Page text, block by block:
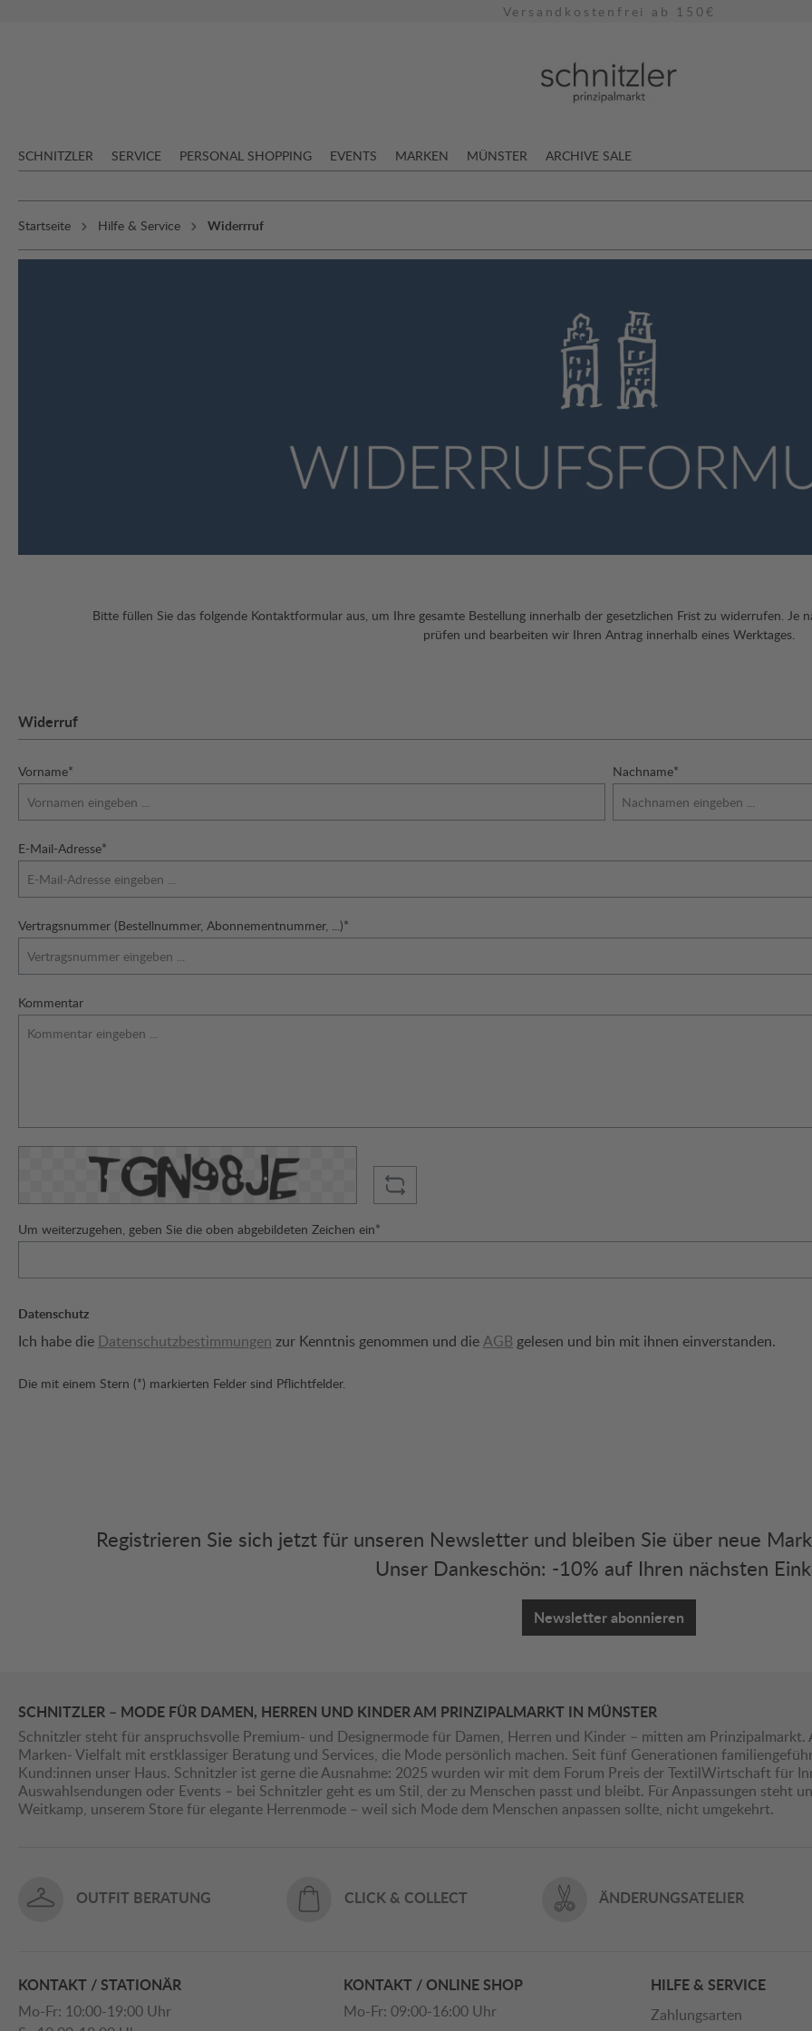
Versandkostenfrei ab 150€
SCHNITZLER SERVICE PERSONAL SHOPPING EVENTS MARKEN MÜNSTER ARCHIVE SALE
Startseite Hilfe & Service Widerrruf
Bitte füllen Sie das folgende Kontaktformular aus, um Ihre gesamte Bestellung innerhalb der gesetzlichen Frist zu widerrufen. Je
prüfen und bearbeiten wir Ihren Antrag innerhalb eines Werktages.
Widerruf
Vorname* Nachname*
E-Mail-Adresse*
Vertragsnummer (Bestellnummer, Abonnementnummer, ...)*
Kommentar
Um weiterzugehen, geben Sie die oben abgebildeten Zeichen ein*
Datenschutz
Ich habe die Datenschutzbestimmungen zur Kenntnis genommen und dieAGB gelesen und bin mit ihnen einverstanden.
Die mit einem Stern (*) markierten Felder sind Pflichtfelder.
Registrieren Sie sich jetzt für unseren Newsletter und bleiben Sie über neue
Unser Dankeschön: -10% auf Ihren nächsten
Newsletter abonnieren
SCHNITZLER – MODE FÜR DAMEN, HERREN UND KINDER AM PRINZIPALMARKT IN MÜNSTER
Schnitzler steht für anspruchsvolle Premium- und Designermode für Damen, Herren und Kinder – mitten am
Marken- Vielfalt mit erstklassiger Beratung und Services, die Mode persönlich machen. Seit fünf Generationen
Kund:innen unser Haus. Schnitzler ist gerne die Ausnahme: 2025 wurden wir mit dem Forum Preis der TextilWirtschaft für
Auswahlsendungen oder Events – bei Schnitzler geht es um Stil, der zu Menschen passt und bleibt. Für Anpassungen steht
Weitkamp, unserem Store für elegante Herrenmode – weil sich Mode dem Menschen anpassen sollte, nicht umgekehrt.
OUTFIT BERATUNG CLICK & COLLECT ÄNDERUNGSATELIER
KONTAKT / STATIONÄR
Mo-Fr: 10:00-19:00 Uhr
KONTAKT / ONLINE SHOP
Mo-Fr: 09:00-16:00 Uhr
HILFE & SERVICE
Zahlungsarten